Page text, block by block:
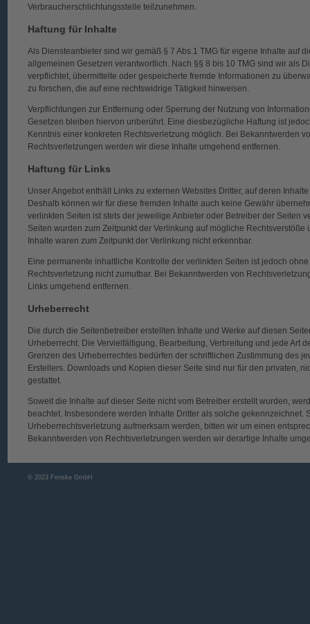
Verbraucherschlichtungsstelle teilzunehmen.
Haftung für Inhalte
Als Diensteanbieter sind wir gemäß § 7 Abs.1 TMG für eigene Inhalte auf
allgemeinen Gesetzen verantwortlich. Nach §§ 8 bis 10 TMG sind wir als
verpflichtet, übermittelte oder gespeicherte fremde Informationen zu
zu forschen, die auf eine rechtswidrige Tätigkeit hinweisen.
Verpflichtungen zur Entfernung oder Sperrung der Nutzung von
Gesetzen bleiben hiervon unberührt. Eine diesbezügliche Haftung ist
Kenntnis einer konkreten Rechtsverletzung möglich. Bei Bekanntwerden
Rechtsverletzungen werden wir diese Inhalte umgehend entfernen.
Haftung für Links
Unser Angebot enthält Links zu externen Websites Dritter, auf deren
Deshalb können wir für diese fremden Inhalte auch keine Gewähr
verlinkten Seiten ist stets der jeweilige Anbieter oder Betreiber der Seiten
Seiten wurden zum Zeitpunkt der Verlinkung auf mögliche Rechtsverstöße
Inhalte waren zum Zeitpunkt der Verlinkung nicht erkennbar.
Eine permanente inhaltliche Kontrolle der verlinkten Seiten ist jedoch
Rechtsverletzung nicht zumutbar. Bei Bekanntwerden von
Links umgehend entfernen.
Urheberrecht
Die durch die Seitenbetreiber erstellten Inhalte und Werke auf diesen
Urheberrecht. Die Vervielfältigung, Bearbeitung, Verbreitung und jede Art
Grenzen des Urheberrechtes bedürfen der schriftlichen Zustimmung des
Erstellers. Downloads und Kopien dieser Seite sind nur für den privaten,
gestattet.
Soweit die Inhalte auf dieser Seite nicht vom Betreiber erstellt wurden,
beachtet. Insbesondere werden Inhalte Dritter als solche gekennzeichnet.
Urheberrechtsverletzung aufmerksam werden, bitten wir um einen
Bekanntwerden von Rechtsverletzungen werden wir derartige Inhalte
© 2023 Fenske GmbH